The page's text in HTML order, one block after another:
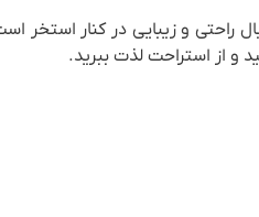
و زیبایی در کنار استخر
و از استراحت لذت ببرید.